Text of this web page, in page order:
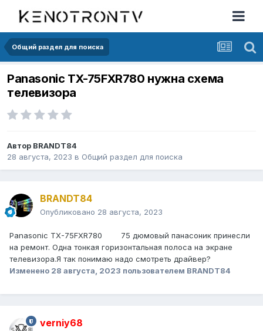
Общий раздел для поиска
Panasonic TX-75FXR780 нужна схема
телевизора
Автор BRANDT84
28 августа, 2023 в Общий раздел для поиска
BRANDT84
Опубликовано 28 августа, 2023
Panasonic TX-75FXR780 75 дюмовый панасоник принесли
на ремонт. Одна тонкая горизонтальная полоса на экране
телевизора.Я так понимаю надо смотреть драйвер?
Изменено 28 августа, 2023 пользователем BRANDT84
verniy68